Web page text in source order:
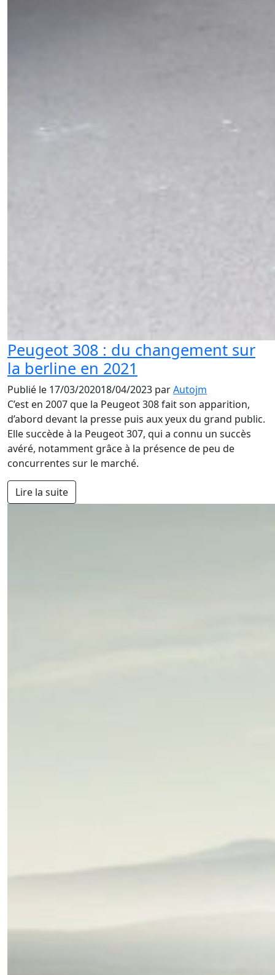
Peugeot 308 : du changement sur
la berline en 2021
Publié le 17/03/202018/04/2023 parAutojm
C’est en 2007 que la Peugeot 308 fait son apparition,
d’abord devant la presse puis aux yeux du grand public.
Elle succède à la Peugeot 307, qui a connu un succès
avéré, notamment grâce à la présence de peu de
concurrentes sur le marché.
Lire la suite